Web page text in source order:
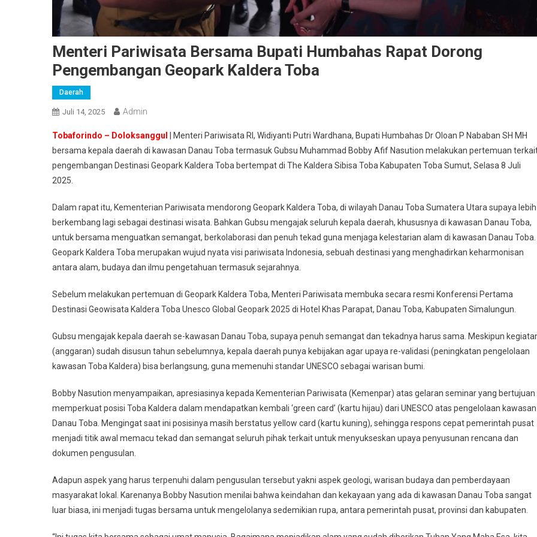
Menteri Pariwisata Bersama Bupati Humbahas Rapat Dorong
Pengembangan Geopark Kaldera Toba
Daerah
Juli 14, 2025 Admin
Tobaforindo – Doloksanggul
| Menteri Pariwisata RI, Widiyanti Putri Wardhana, Bupati Humbahas Dr Oloan P Nababan SH MH
bersama kepala daerah di kawasan Danau Toba termasuk Gubsu Muhammad Bobby Afif Nasution melakukan pertemuan
pengembangan Destinasi Geopark Kaldera Toba bertempat di The Kaldera Sibisa Toba Kabupaten Toba Sumut, Selasa 8 Juli
2025.
Dalam rapat itu, Kementerian Pariwisata mendorong Geopark Kaldera Toba, di wilayah Danau Toba Sumatera Utara supaya lebih
berkembang lagi sebagai destinasi wisata. Bahkan Gubsu mengajak seluruh kepala daerah, khususnya di kawasan Danau Toba,
untuk bersama menguatkan semangat, berkolaborasi dan penuh tekad guna menjaga kelestarian alam di kawasan Danau Toba.
Geopark Kaldera Toba merupakan wujud nyata visi pariwisata Indonesia, sebuah destinasi yang menghadirkan keharmonisan
antara alam, budaya dan ilmu pengetahuan termasuk sejarahnya.
Sebelum melakukan pertemuan di Geopark Kaldera Toba, Menteri Pariwisata membuka secara resmi Konferensi Pertama
Destinasi Geowisata Kaldera Toba Unesco Global Geopark 2025 di Hotel Khas Parapat, Danau Toba, Kabupaten Simalungun.
Gubsu mengajak kepala daerah se-kawasan Danau Toba, supaya penuh semangat dan tekadnya harus sama. Meskipun
(anggaran) sudah disusun tahun sebelumnya, kepala daerah punya kebijakan agar upaya re-validasi (peningkatan pengelolaan
kawasan Toba Kaldera) bisa berlangsung, guna memenuhi standar UNESCO sebagai warisan bumi.
Bobby Nasution menyampaikan, apresiasinya kepada Kementerian Pariwisata (Kemenpar) atas gelaran seminar yang bertujuan
memperkuat posisi Toba Kaldera dalam mendapatkan kembali ‘green card’ (kartu hijau) dari UNESCO atas pengelolaan kawasan
Danau Toba. Mengingat saat ini posisinya masih berstatus yellow card (kartu kuning), sehingga respons cepat pemerintah pusat
menjadi titik awal memacu tekad dan semangat seluruh pihak terkait untuk menyukseskan upaya penyusunan rencana dan
dokumen pengusulan.
Adapun aspek yang harus terpenuhi dalam pengusulan tersebut yakni aspek geologi, warisan budaya dan pemberdayaan
masyarakat lokal. Karenanya Bobby Nasution menilai bahwa keindahan dan kekayaan yang ada di kawasan Danau Toba sangat
luar biasa, ini menjadi tugas bersama untuk mengelolanya sedemikian rupa, antara pemerintah pusat, provinsi dan kabupaten.